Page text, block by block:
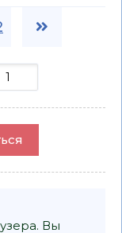
Вы